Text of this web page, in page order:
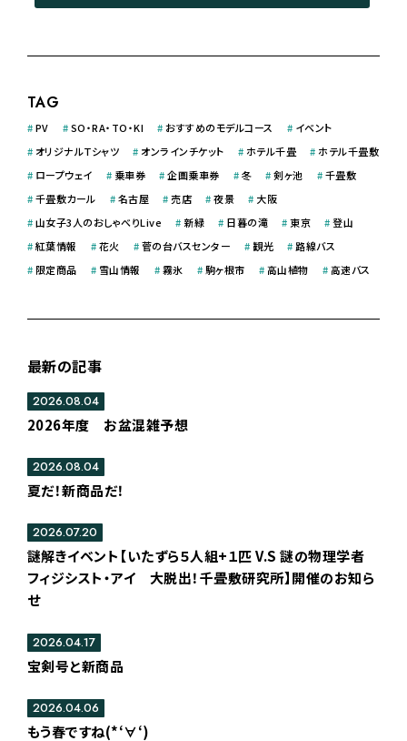
TAG
#PV #SO・RA・TO・KI #おすすめのモデルコース # イベント
# オリジナルＴシャツ # オンラインチケット # ホテル千畳 # ホテル千畳敷
# ロープウェイ # 乗車券 #企画乗車券 #冬 #剣ヶ池 #千畳敷
#千畳敷カール #名古屋 #売店 #夜景 # 大阪
#山女子3人のおしゃべりLive # 新緑 # 日暮の滝 #東京 #登山
#紅葉情報 #花火 #菅の台バスセンター # 観光 # 路線バス
# 限定商品 # 雪山情報 #霧氷 #駒ヶ根市 #高山植物 #高速バス
最新の記事
2026年度 お盆混雑予想
2026.08.04
夏だ！新商品だ！
2026.08.04
謎解きイベント【いたずら５人組+１匹 V.S 謎の物理学者
フィジシスト・アイ 大脱出！千畳敷研究所】開催のお知ら
せ
2026.07.20
宝剣号と新商品
2026.04.17
もう春ですね(*‘∀‘)
2026.04.06